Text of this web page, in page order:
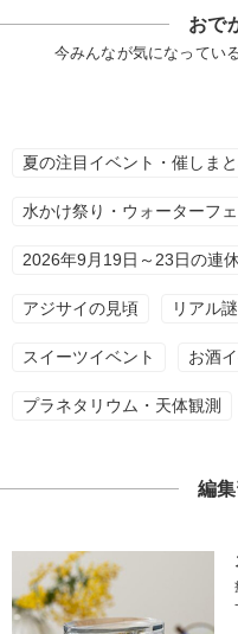
おで
今みんなが気になってい
夏の注目イベント・催しま
水かけ祭り・ウォーターフ
2026年9月19日～23日の連
アジサイの見頃 リアル
スイーツイベント お酒
プラネタリウム・天体観測
編